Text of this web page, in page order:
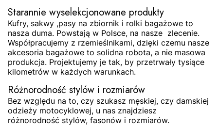
Starannie wyselekcjonowane produkty
Kufry, sakwy ,pasy na zbiornik i rolki bagażowe to
nasza duma. Powstają w Polsce, na nasze zlecenie.
Współpracujemy z rzemieślnikami, dzięki czemu nasze
akcesoria bagażowe to solidna robota, a nie masowa
produkcja. Projektujemy je tak, by przetrwały tysiące
kilometrów w każdych warunkach.
Różnorodność stylów i rozmiarów
Bez względu na to, czy szukasz męskiej, czy damskiej
odzieży motocyklowej, u nas znajdziesz
różnorodność stylów, fasonów i rozmiarów.